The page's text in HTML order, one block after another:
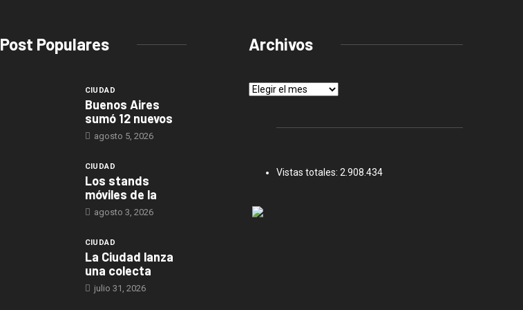
Post Populares
CIUDAD
Buenos Aires
sumó 12 nuevos
agosto 5, 2026
CIUDAD
Los stands
móviles de la
agosto 3, 2026
CIUDAD
La Ciudad lanza
una colecta
julio 31, 2026
Archivos
Archivos
Vistas totales: 2.908.434